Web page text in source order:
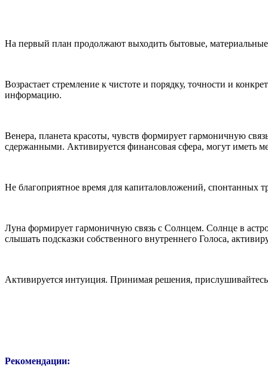
На первый план продолжают выходить бытовые,
Возрастает стремление к чистоте и порядку, точности и
информацию.
Венера, планета красоты, чувств формирует гармоничную
сдержанными. Активируется финансовая сфера, могут иметь
Не благоприятное время для капиталовложений, спонтанных
Луна формирует гармоничную связь с Солнцем. Солнце в
слышать подсказки собственного внутреннего Голоса,
Активируется интуиция. Принимая решения,
Рекомендации: